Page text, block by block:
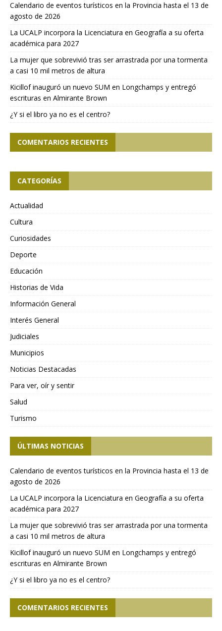
Calendario de eventos turísticos en la Provincia hasta el 13 de
agosto de 2026
La UCALP incorpora la Licenciatura en Geografía a su oferta
académica para 2027
La mujer que sobrevivió tras ser arrastrada por una tormenta
a casi 10 mil metros de altura
Kicillof inauguró un nuevo SUM en Longchamps y entregó
escrituras en Almirante Brown
¿Y si el libro ya no es el centro?
COMENTARIOS RECIENTES
CATEGORÍAS
Actualidad
Cultura
Curiosidades
Deporte
Educación
Historias de Vida
Información General
Interés General
Judiciales
Municipios
Noticias Destacadas
Para ver, oír y sentir
Salud
Turismo
ÚLTIMAS NOTICIAS
Calendario de eventos turísticos en la Provincia hasta el 13 de
agosto de 2026
La UCALP incorpora la Licenciatura en Geografía a su oferta
académica para 2027
La mujer que sobrevivió tras ser arrastrada por una tormenta
a casi 10 mil metros de altura
Kicillof inauguró un nuevo SUM en Longchamps y entregó
escrituras en Almirante Brown
¿Y si el libro ya no es el centro?
COMENTARIOS RECIENTES